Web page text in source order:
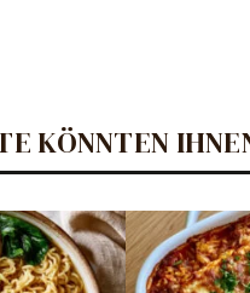
KÖNNTEN